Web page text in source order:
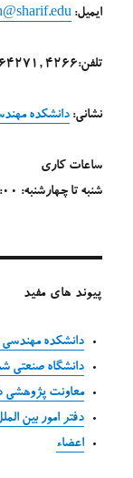
ایمیل:
تلفن:4266 ,66164271 21 98+
نشانی:دانشکده
ساعات کاری
شنبه تا چهارشنبه: 16:00-8:00
پیوند های مفید
دانشکده
دانشگاه صنعتی
معاونت پژوهشی
دفتر امور بین
اعضاء